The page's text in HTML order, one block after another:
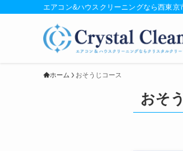
エアコン&ハウスクリーニングなら西東
ホーム おそうじコース
おそ